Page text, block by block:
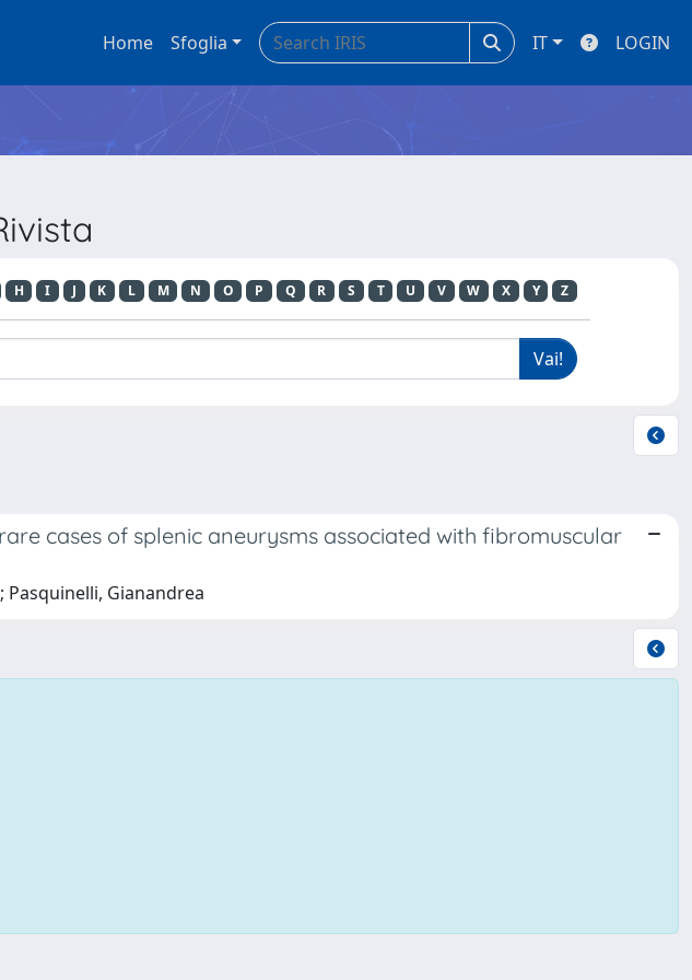
Home Sfoglia IT LOGIN
H I J K L M N O P Q R S T U V W X Y Z
cases of splenic aneurysms associated with fibromuscular
Pasquinelli, Gianandrea